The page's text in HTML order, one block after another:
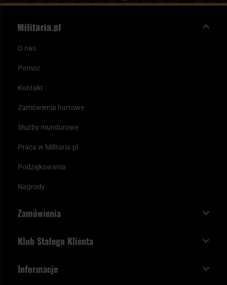
O nas
Pomoc
Kontakt
Zamówienia hurtowe
Służby mundurowe
Praca w Militaria.pl
Podziękowania
Nagrody
Zamówienia
Paczka w weekend
Klub Stałego Klienta
Informacje